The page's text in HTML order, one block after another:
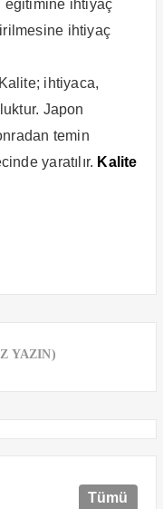
eğitimine ihtiyaç
ihtiyaç
ihtiyaca,
Japon
temin
yaratılır. Kalite
YAZIN)
Tümü